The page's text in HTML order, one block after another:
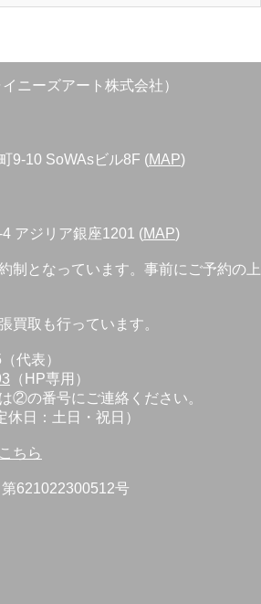
ニーズアート株式会社）
9-10 SoWAsビル8F (MAP)
アジリア銀座1201 (MAP)
制となっています。事前にご予約の上
買取も行っています。
代表）
（HP専用）
②の番号にご連絡ください。
休日：土日・祝日）
ちら
621022300512号